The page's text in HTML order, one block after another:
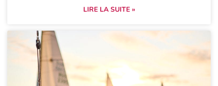
LIRE LA SUITE »